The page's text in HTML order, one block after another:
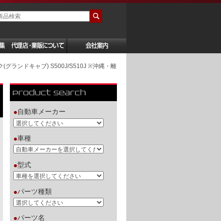
(グランドキャブ) S500J/S510J ※沖縄・離
●自動車メーカー
●車種
●型式
●パーツ種類
●パーツ名